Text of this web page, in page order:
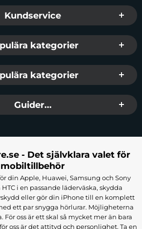
info och länkar
Kundservice
kategorier
kategorier
Guider...
- Det självklara valet för
mobiltillbehör
din Apple, Huawei, Samsung och Sony
i en passande läderväska, skydda
eller gör din iPhone till en komplett
ett par snygga hörlurar. Möjligheterna
För oss är ett skal så mycket mer än bara
oss är det attityd och personlighet. Ta en